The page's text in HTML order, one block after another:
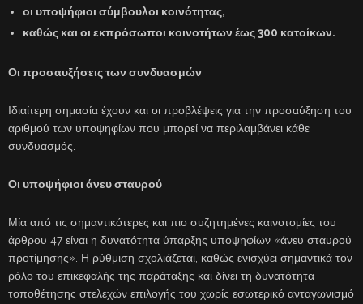
οι υποψήφιοι σύμβουλοι κοινότητας,
καθώς και οι εκπρόσωποι κοινοτήτων έως 300 κατοίκων.
Οι προσαυξήσεις των συνδυασμών
Ιδιαίτερη σημασία έχουν και οι προβλέψεις για την προσαύξηση του
αριθμού των υποψηφίων που μπορεί να περιλαμβάνει κάθε
συνδυασμός.
Οι υποψήφιοι άνευ σταυρού
Μία από τις σημαντικότερες και πιο συζητημένες καινοτομίες του
άρθρου 47 είναι η δυνατότητα ύπαρξης υποψηφίων «άνευ σταυρού
προτίμησης». Η ρύθμιση σχολιάζεται, καθώς ενισχύει σημαντικά τον
ρόλο του επικεφαλής της παράταξης και δίνει τη δυνατότητα
τοποθέτησης στελεχών επιλογής του χωρίς εσωτερικό ανταγωνισμό